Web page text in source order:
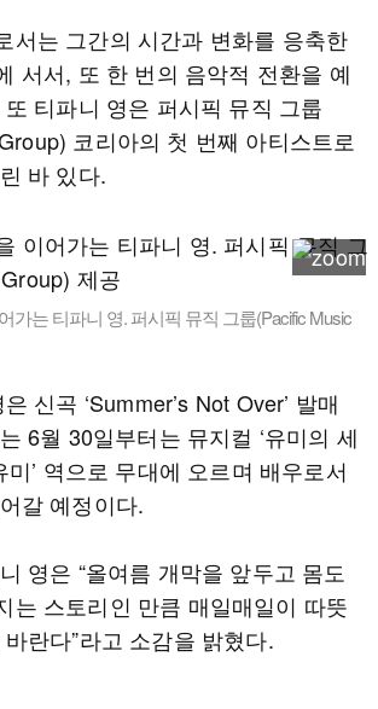
서는 그간의 시간과 변화를 응축한
서서, 또 한 번의 음악적 전환을 예
티파니 영은 퍼시픽 뮤직 그룹
코리아의 첫 번째 아티스트로
바 있다.
가는 티파니 영. 퍼시픽 뮤직 그룹(Pacific Music
신곡 ‘Summer’s Not Over’ 발매
6월 30일부터는 뮤지컬 ‘유미의 세
미’ 역으로 무대에 오르며 배우로서
갈 예정이다.
영은 “올여름 개막을 앞두고 몸도
는 스토리인 만큼 매일매일이 따뜻
란다”라고 소감을 밝혔다.